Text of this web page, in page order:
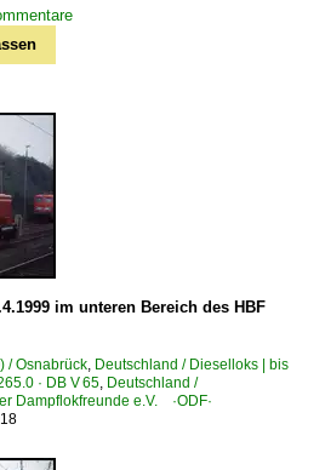
im unteren Bereich des HBF
/ Osnabrück, Deutschland / Dieselloks | bis
· DB V 65, Deutschland /
Dampflokfreunde e.V. ·ODF·